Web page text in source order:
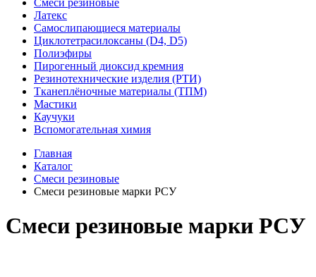
Смеси резиновые
Латекс
Самослипающиеся материалы
Циклотетрасилоксаны (D4, D5)
Полиэфиры
Пирогенный диоксид кремния
Резинотехнические изделия (РТИ)
Тканеплёночные материалы (ТПМ)
Мастики
Каучуки
Вспомогательная химия
Главная
Каталог
Смеси резиновые
Смеси резиновые марки РСУ
Смеси резиновые марки РСУ